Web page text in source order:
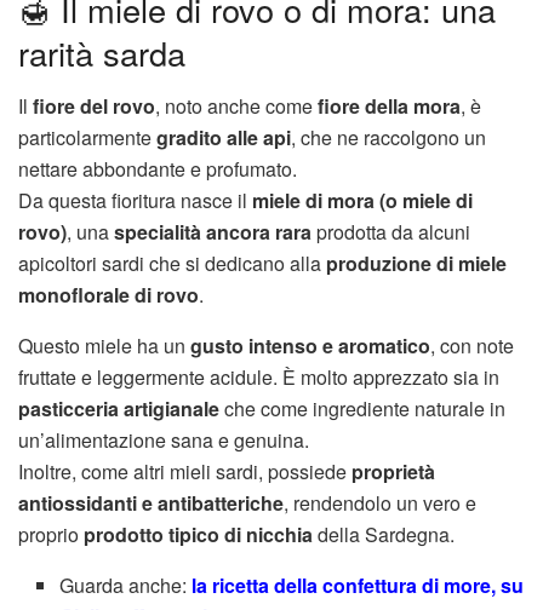
rarità sarda
Il fiore del rovo, noto anche comefiore della mora, è
particolarmentegradito alle api, che ne raccolgono un
nettare abbondante e profumato.
Da questa fioritura nasce il miele di mora (o miele di
rovo), unaspecialità ancora raraprodotta da alcuni
apicoltori sardi che si dedicano alla produzione di miele
monoflorale di rovo.
Questo miele ha un gusto intenso e aromatico, con note
fruttate e leggermente acidule. È molto apprezzato sia in
pasticceria artigianaleche come ingrediente naturale in
un’alimentazione sana e genuina.
Inoltre, come altri mieli sardi, possiede proprietà
antiossidanti e antibatteriche, rendendolo un vero e
proprio prodotto tipico di nicchiadella Sardegna.
Guarda anche: la ricetta della confettura di more, su